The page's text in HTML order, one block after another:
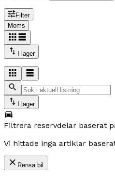
Filter
Moms
I lager
I lager
Filtrera reservdelar baserat
Vi hittade inga artiklar
Rensa bil